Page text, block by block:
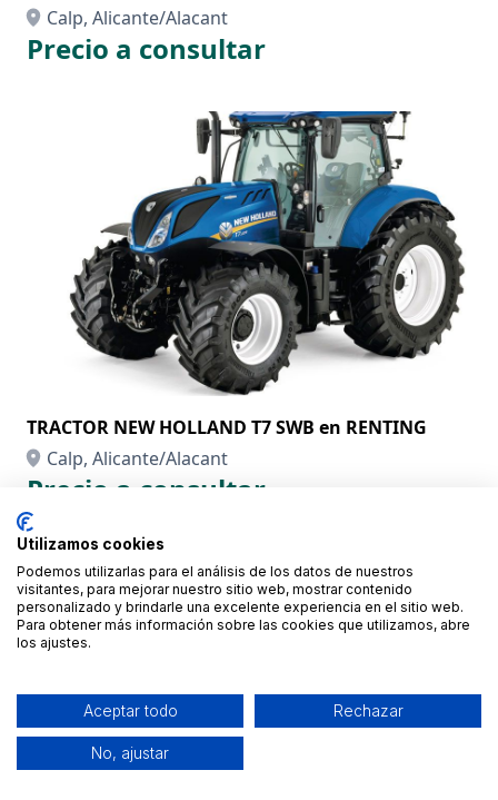
Calp, Alicante/Alacant
Precio a consultar
TRACTOR NEW HOLLAND T7 SWB en RENTING
Calp, Alicante/Alacant
Precio a consultar
Utilizamos cookies
Podemos utilizarlas para el análisis de los datos de nuestros
visitantes, para mejorar nuestro sitio web, mostrar contenido
personalizado y brindarle una excelente experiencia en el sitio web.
Para obtener más información sobre las cookies que utilizamos, abre
los ajustes.
Aceptar todo Rechazar
No, ajustar